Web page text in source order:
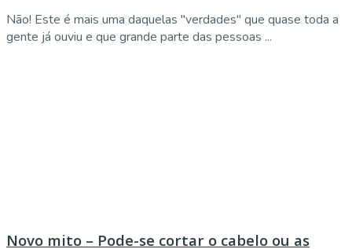
Não! Este é mais uma daquelas "verdades" que quase toda a
gente já ouviu e que grande parte das pessoas ...
Novo mito – Pode-se cortar o cabelo ou as